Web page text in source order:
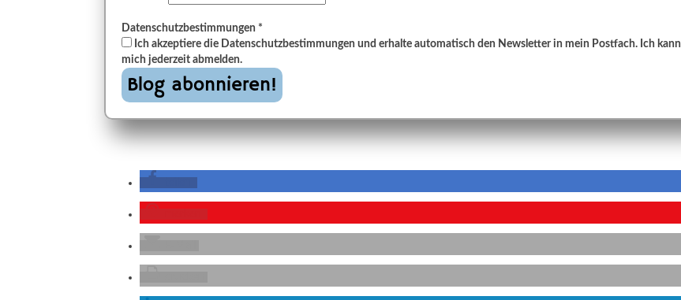
Datenschutzbestimmungen *
Ich akzeptiere die Datenschutzbestimmungen und erhalte automatisch den Newsletter in mein Postfach. Ich kann
mich jederzeit abmelden.